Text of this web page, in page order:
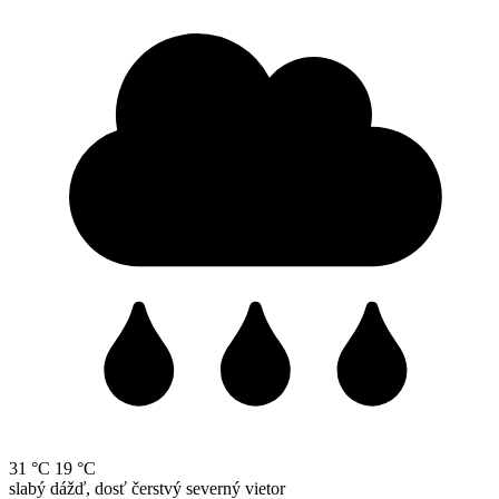
31 °C 19 °C
slabý dážď, dosť čerstvý severný vietor